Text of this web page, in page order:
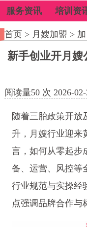
服务资讯 培训资
首页 > 月嫂加盟 >
新手创业开月嫂
阅读量50 次 2026-
随着三胎政策开放
升，月嫂行业迎来
言，如何从零起步
备、运营、风控等
行业规范与实操经
点强调品牌合作与